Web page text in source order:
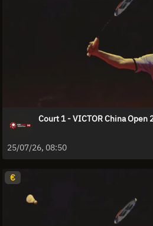
Court 1 - VICTOR China
25/07/26, 08:50
€